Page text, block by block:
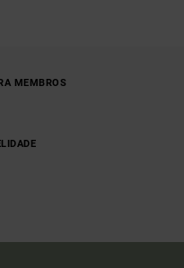
MEMBROS